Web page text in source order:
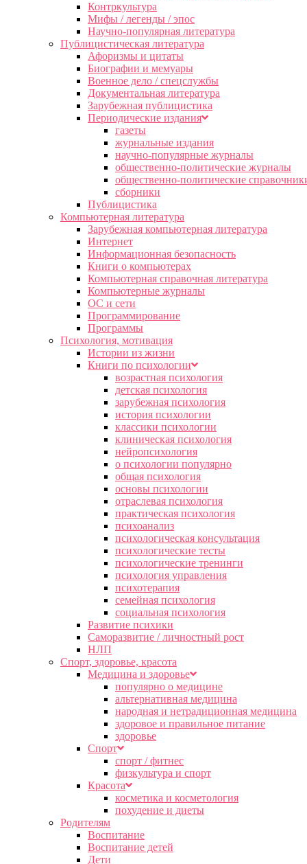
Контркультура
Мифы / легенды / эпос
Научно-популярная литература
Публицистическая литература
Афоризмы и цитаты
Биографии и мемуары
Военное дело / спецслужбы
Документальная литература
Зарубежная публицистика
Периодические издания
газеты
журнальные издания
научно-популярные журналы
общественно-политические журналы
общественно-политические
сборники
Публицистика
Компьютерная литература
Зарубежная компьютерная литература
Интернет
Информационная безопасность
Книги о компьютерах
Компьютерная справочная литература
Компьютерные журналы
ОС и сети
Программирование
Программы
Психология, мотивация
Истории из жизни
Книги по психологии
возрастная психология
детская психология
зарубежная психология
история психологии
классики психологии
клиническая психология
нейропсихология
о психологии популярно
общая психология
основы психологии
отраслевая психология
практическая психология
психоанализ
психологическая консультация
психологические тесты
психологические тренинги
психология управления
психотерапия
семейная психология
социальная психология
Развитие психики
Саморазвитие / личностный рост
НЛП
Спорт, здоровье, красота
Медицина и здоровье
популярно о медицине
альтернативная медицина
народная и нетрадиционная медицина
здоровое и правильное питание
здоровье
Спорт
спорт / фитнес
физкультура и спорт
Красота
косметика и косметология
похудение и диеты
Родителям
Воспитание
Воспитание детей
Дети